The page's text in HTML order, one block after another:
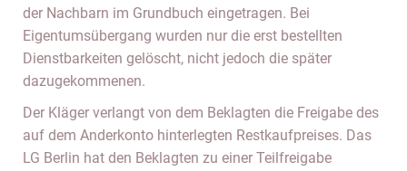
der Nachbarn im Grundbuch eingetragen. Bei
Eigentumsübergang wurden nur die erst bestellten
Dienstbarkeiten gelöscht, nicht jedoch die später
dazugekommenen.
Der Kläger verlangt von dem Beklagten die Freigabe des
auf dem Anderkonto hinterlegten Restkaufpreises. Das
LG Berlin hat den Beklagten zu einer Teilfreigabe